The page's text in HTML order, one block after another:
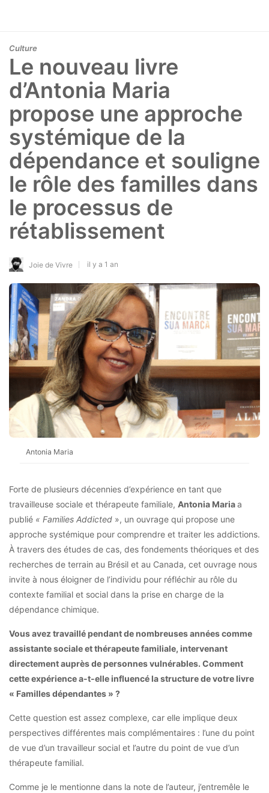
Culture
Le nouveau livre
d’Antonia Maria
propose une approche
systémique de la
dépendance et souligne
le rôle des familles dans
le processus de
rétablissement
Joie de Vivre il y a 1 an
Antonia Maria
Forte de plusieurs décennies d’expérience en tant que
travailleuse sociale et thérapeute familiale, Antonia Mariaa
publié « Families Addicted », un ouvrage qui propose une
approche systémique pour comprendre et traiter les addictions.
À travers des études de cas, des fondements théoriques et des
recherches de terrain au Brésil et au Canada, cet ouvrage nous
invite à nous éloigner de l’individu pour réfléchir au rôle du
contexte familial et social dans la prise en charge de la
dépendance chimique.
Vous avez travaillé pendant de nombreuses années comme
assistante sociale et thérapeute familiale, intervenant
directement auprès de personnes vulnérables. Comment
cette expérience a-t-elle influencé la structure de votre livre
« Familles dépendantes » ?
Cette question est assez complexe, car elle implique deux
perspectives différentes mais complémentaires : l’une du point
de vue d’un travailleur social et l’autre du point de vue d’un
thérapeute familial.
Comme je le mentionne dans la note de l’auteur, j’entremêle le